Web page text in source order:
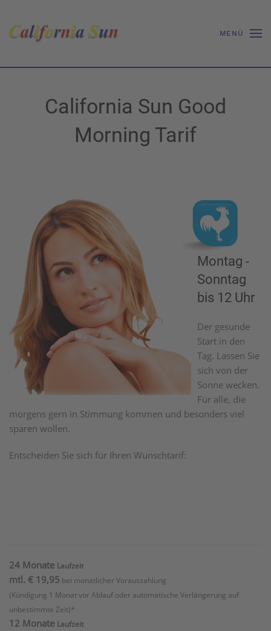
MENÜ
California Sun Good
Morning Tarif
Montag -
Sonntag
bis 12 Uhr
Der gesunde
Start in den
Tag. Lassen Sie
sich von der
Sonne wecken.
Für alle, die
morgens gern in Stimmung kommen und besonders viel
sparen wollen.
Entscheiden Sie sich für Ihren Wunschtarif:
24 Monate Laufzeit
mtl. € 19,95 bei monatlicher Vorauszahlung
(Kündigung 1 Monat vor Ablauf oder automatische Verlängerung auf
unbestimmte Zeit)*
12 Monate Laufzeit